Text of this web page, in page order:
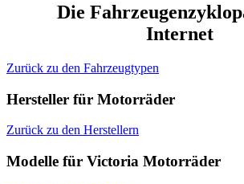
Die
Internet
Zurück zu den Fahrzeugtypen
Hersteller für Motorräder
Zurück zu den Herstellern
Modelle für Victoria Motorräder